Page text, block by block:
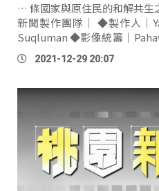
… 條國家與原住民的和解共生之
新聞製作團隊｜ ◆製作人｜Yaway Maya(李玲玲)、Umas
訪｜Yaway Maya(李玲玲)
Yamai (蔣淮薇) 、Nabu(孫俊
Solin（謝俊傑）、bazak(曾
2021-12-29 20:07